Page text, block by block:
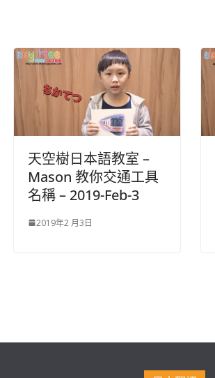
天空樹日本語教室 –
Mason 教你交通工具
名稱 – 2019-Feb-3
2019年2 月3日